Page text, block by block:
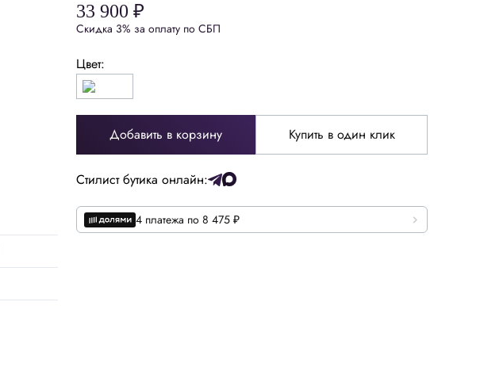
33 900 ₽
Скидка 3% за оплату по СБП
Цвет:
Добавить в корзину Купить в один клик
Стилист бутика онлайн:
4 платежа по 8 475 ₽